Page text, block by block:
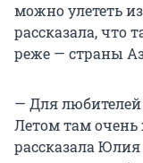
можно улететь
рассказала, что
реже — страны
— Для
Летом там очень
рассказала Юлия